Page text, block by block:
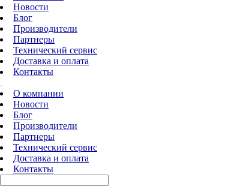
Новости
Блог
Производители
Партнеры
Технический сервис
Доставка и оплата
Контакты
О компании
Новости
Блог
Производители
Партнеры
Технический сервис
Доставка и оплата
Контакты